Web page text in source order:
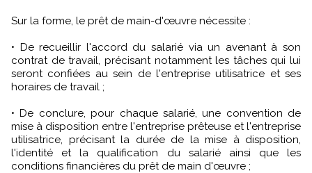
Sur la forme, le prêt de main-d'œuvre nécessite :
• De recueillir l'accord du salarié via un avenant à son
contrat de travail, précisant notamment les tâches qui lui
seront confiées au sein de l'entreprise utilisatrice et ses
horaires de travail ;
• De conclure, pour chaque salarié, une convention de
mise à disposition entre l'entreprise prêteuse et l'entreprise
utilisatrice, précisant la durée de la mise à disposition,
l'identité et la qualification du salarié ainsi que les
conditions financières du prêt de main d'œuvre ;